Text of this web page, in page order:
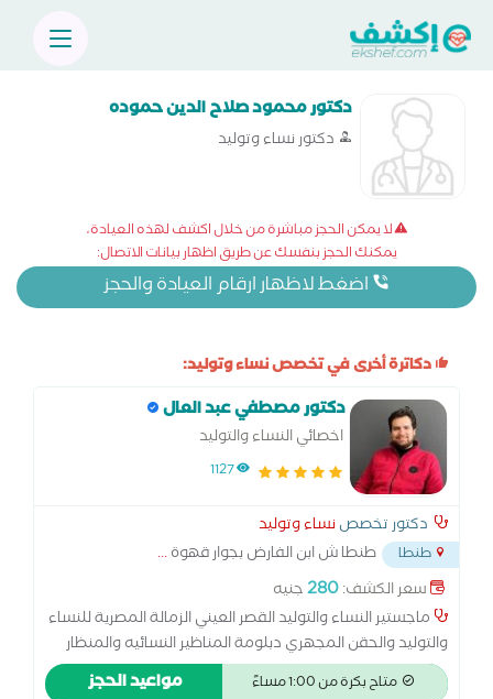
دكتور محمود صلاح الدين حموده
دكتور نساء وتوليد
لا يمكن الحجز مباشرة من خلال اكشف لهذه العيادة،
يمكنك الحجز بنفسك عن طريق اظهار بيانات الاتصال:
اضغط لاظهار ارقام العيادة والحجز
دكاترة أخرى في تخصص نساء وتوليد:
دكتور مصطفي عبد العال
اخصائي النساء والتوليد
1127
دكتور تخصصنساء وتوليد
طنطا طنطا ش ابن الفارض بجوار قهوة...
سعر الكشف:280جنيه
ماجستير النساء والتوليد القصر العيني الزمالة المصرية للنساء
والتوليد والحقن المجهري دبلومة المناظير النسائيه والمنظار
الرحمي جامعة عين شمس
متاح بكرة من 1:00 مساءً مواعيد الحجز